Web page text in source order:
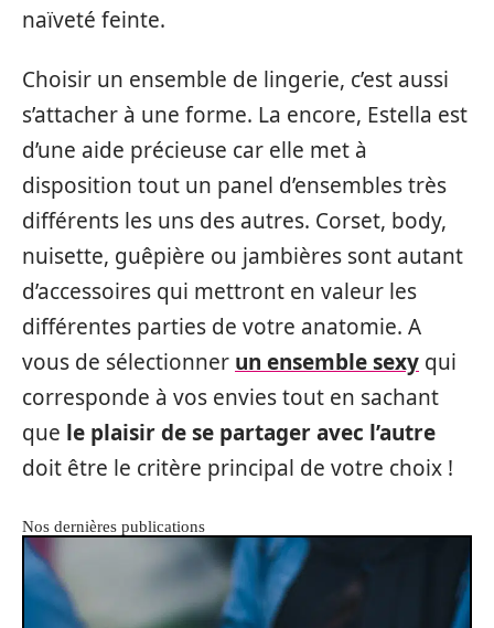
naïveté feinte.
Choisir un ensemble de lingerie, c’est aussi
s’attacher à une forme. La encore, Estella est
d’une aide précieuse car elle met à
disposition tout un panel d’ensembles très
différents les uns des autres. Corset, body,
nuisette, guêpière ou jambières sont autant
d’accessoires qui mettront en valeur les
différentes parties de votre anatomie. A
vous de sélectionner un ensemble sexy qui
corresponde à vos envies tout en sachant
que le plaisir de se partager avec l’autre
doit être le critère principal de votre choix !
Nos dernières publications